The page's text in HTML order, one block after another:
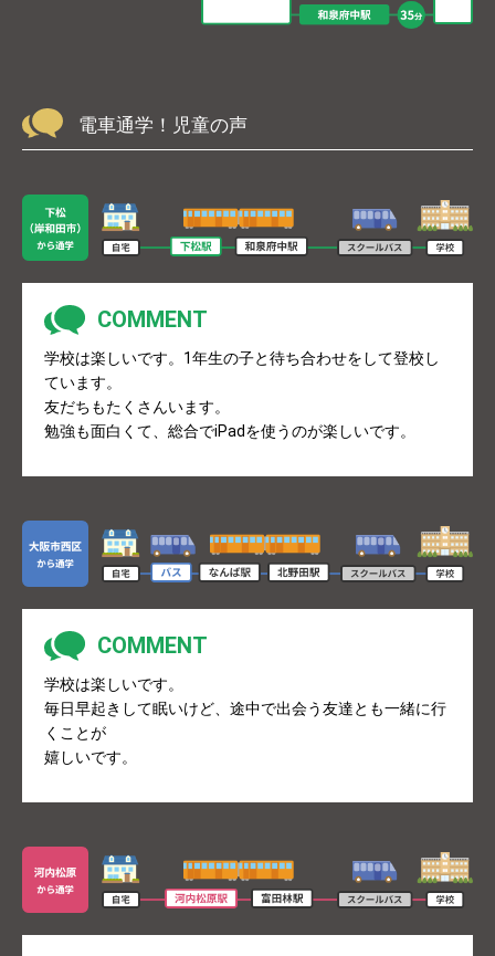
電車通学！児童の声
学校は楽しいです。1年生の子と待ち合わせをして登校し
ています。
友だちもたくさんいます。
勉強も面白くて、総合でiPadを使うのが楽しいです。
学校は楽しいです。
毎日早起きして眠いけど、途中で出会う友達とも一緒に行
くことが
嬉しいです。